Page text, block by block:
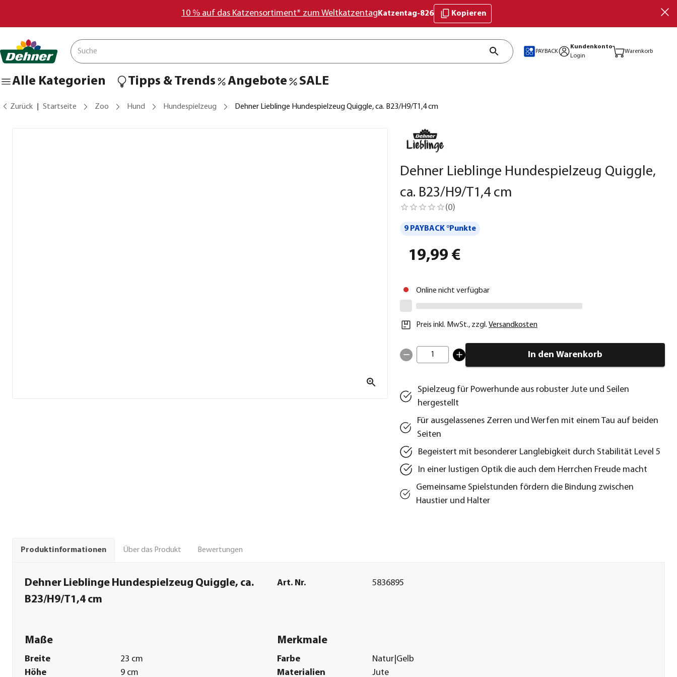
10 % auf das Katzensortiment* zum Weltkatzentag Katzentag-826 Kopieren
PAYBACK
Kundenkonto
Login
Warenkorb
Alle Kategorien Tipps & Trends Angebote SALE
Zurück Startseite Zoo Hund Hundespielzeug Dehner Lieblinge Hundespielzeug Quiggle, ca. B23/H9/T1,4 cm
Dehner Lieblinge Hundespielzeug Quiggle,
ca. B23/H9/T1,4 cm
(0)
9 PAYBACK °Punkte
19,99 €
Online nicht verfügbar
Preis inkl. MwSt., zzgl. Versandkosten
1 In den Warenkorb
Spielzeug für Powerhunde aus robuster Jute und Seilen
hergestellt
Für ausgelassenes Zerren und Werfen mit einem Tau auf beiden
Seiten
Begeistert mit besonderer Langlebigkeit durch Stabilität Level 5
In einer lustigen Optik die auch dem Herrchen Freude macht
Gemeinsame Spielstunden fördern die Bindung zwischen
Haustier und Halter
Produktinformationen Über das Produkt Bewertungen
Dehner Lieblinge Hundespielzeug Quiggle, ca.
B23/H9/T1,4 cm
Art. Nr. 5836895
Maße
Breite
23 cm
Höhe
9 cm
Merkmale
Farbe
Natur|Gelb
Materialien
Jute